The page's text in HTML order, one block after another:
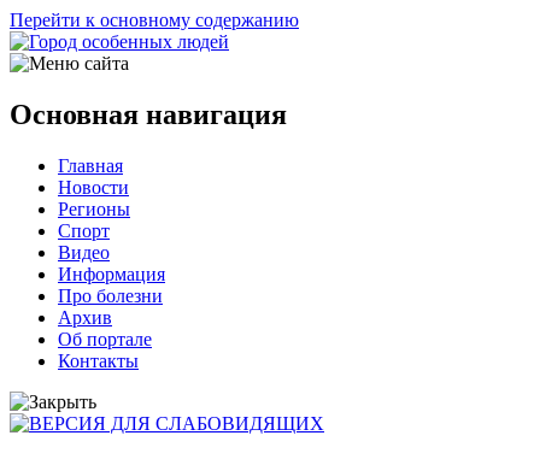
Перейти к основному содержанию
Основная навигация
Главная
Новости
Регионы
Спорт
Видео
Информация
Про болезни
Архив
Об портале
Контакты